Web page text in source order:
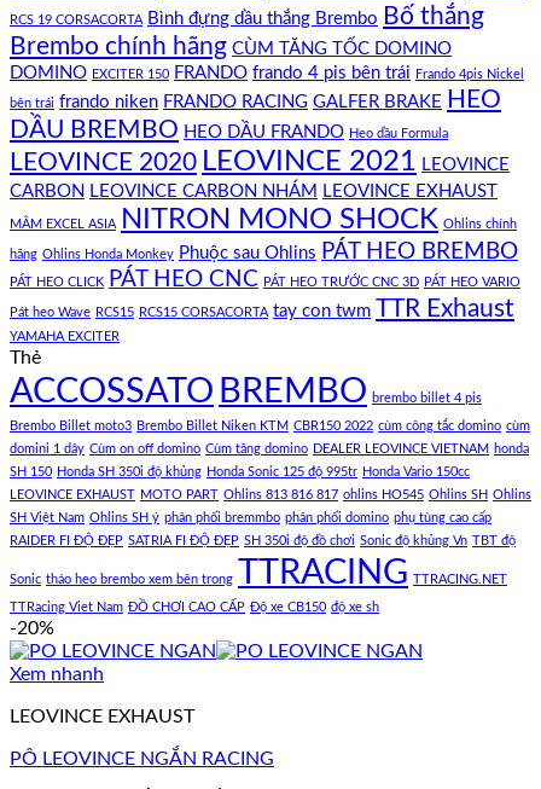
RCS 19 CORSACORTA Bình đựng dầu thắng Brembo Bố thắng
Brembo chính hãng CÙM TĂNG TỐC DOMINO
DOMINO EXCITER 150 FRANDO frando 4 pis bên trái Frando 4pis Nickel
bên trái frando niken FRANDO RACING GALFER BRAKE HEO
DẦU BREMBO HEO DẦU FRANDO Heo dầu Formula
LEOVINCE 2020 LEOVINCE 2021 LEOVINCE
CARBON LEOVINCE CARBON NHÁM LEOVINCE EXHAUST
MÂM EXCEL ASIA NITRON MONO SHOCK Ohlins chính
hãng Ohlins Honda Monkey Phuộc sau Ohlins PÁT HEO BREMBO
PÁT HEO CLICK PÁT HEO CNC PÁT HEO TRƯỚC CNC 3D PÁT HEO VARIO
Pát heo Wave RCS15 RCS15 CORSACORTA tay con twm TTR Exhaust
YAMAHA EXCITER
Thẻ
ACCOSSATO BREMBO brembo billet 4 pis
Brembo Billet moto3 Brembo Billet Niken KTM CBR150 2022 cùm công tắc domino cùm
domini 1 dây Cùm on off domino Cùm tăng domino DEALER LEOVINCE VIETNAM honda
SH 150 Honda SH 350i độ khủng Honda Sonic 125 độ 995tr Honda Vario 150cc
LEOVINCE EXHAUST MOTO PART Ohlins 813 816 817 ohlins HO545 Ohlins SH Ohlins
SH Việt Nam Ohlins SH ý phân phối bremmbo phân phối domino phụ tùng cao cấp
RAIDER FI ĐỘ ĐẸP SATRIA FI ĐỘ ĐẸP SH 350i độ đồ chơi Sonic độ khủng Vn TBT độ
Sonic tháo heo brembo xem bên trong TTRACING TTRACING.NET
TTRacing Viet Nam ĐỒ CHƠI CAO CẤP Độ xe CB150 độ xe sh
-20%
Xem nhanh
LEOVINCE EXHAUST
PÔ LEOVINCE NGẮN RACING